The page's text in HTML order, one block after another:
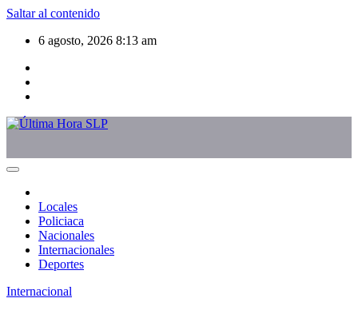
Saltar al contenido
6 agosto, 2026 8:13 am
Locales
Policiaca
Nacionales
Internacionales
Deportes
Internacional